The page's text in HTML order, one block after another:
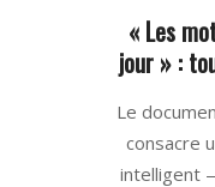
« Les
jour » :
06-
16
Le
consacre
intelligent